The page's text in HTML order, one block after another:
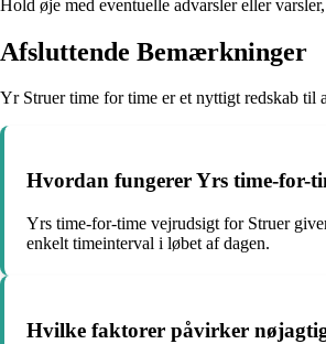
Hold øje med eventuelle advarsler eller
Afsluttende Bemærkninger
Yr Struer time for time er et nyttigt redskab til
Hvordan fungerer Yrs time-for-
Yrs time-for-time vejrudsigt for Struer
enkelt timeinterval i løbet af dagen.
Hvilke faktorer påvirker